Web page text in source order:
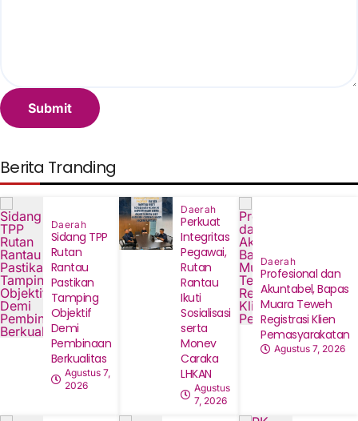
Berita Tranding
Daerah
Sidang TPP
Rutan
Rantau
Pastikan
Tamping
Objektif
Demi
Pembinaan
Berkualitas
Agustus 7,
2026
Daerah
Perkuat
Integritas
Pegawai,
Rutan
Rantau
Ikuti
Sosialisasi
serta
Monev
Caraka
LHKAN
Agustus
7, 2026
Daerah
‎Profesional dan
Akuntabel, Bapas
Muara Teweh
Registrasi Klien
Pemasyarakatan
Agustus 7, 2026